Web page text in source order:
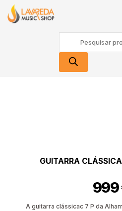
content
search
GUITARRA
999
A guitarra clássicac 7 P da